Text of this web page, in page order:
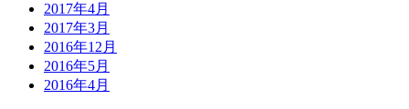
2017年4月
2017年3月
2016年12月
2016年5月
2016年4月